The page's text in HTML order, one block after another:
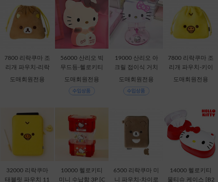
7800 리락쿠마 조
리개 파우치-리락
쿠마 [C2-068735]
도매회원전용
56000 산리오 빅
무드등-헬로키티
[C1-315167]
도매회원전용
19000 산리오 아
크릴 접이식 거치
대-헬로키티 [C1-1
도매회원전용
7800 리락쿠마 조
리개 파우치-키이
로이토리 [C2-068
도매회원전용
32000 리락쿠마
태블릿 파우치 11
10000 헬로키티
미니 수납함 3P [C
6500 리락쿠마 미
니 파우치-차이로
14000 헬로키티
물티슈 케이스 [B2